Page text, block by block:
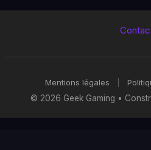
Mentions légales
© 2026 Geek Gaming •